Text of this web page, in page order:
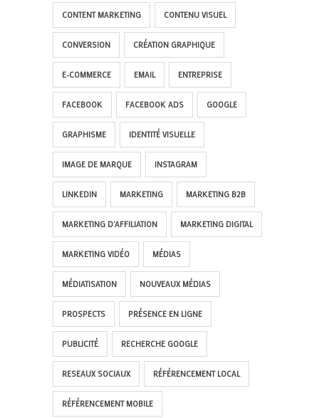
CONTENT MARKETING CONTENU VISUEL
CONVERSION CRÉATION GRAPHIQUE
E-COMMERCE EMAIL ENTREPRISE
FACEBOOK FACEBOOK ADS GOOGLE
GRAPHISME IDENTITÉ VISUELLE
IMAGE DE MARQUE INSTAGRAM
LINKEDIN MARKETING MARKETING B2B
MARKETING D'AFFILIATION MARKETING DIGITAL
MARKETING VIDÉO MÉDIAS
MÉDIATISATION NOUVEAUX MÉDIAS
PROSPECTS PRÉSENCE EN LIGNE
PUBLICITÉ RECHERCHE GOOGLE
RESEAUX SOCIAUX RÉFÉRENCEMENT LOCAL
RÉFÉRENCEMENT MOBILE